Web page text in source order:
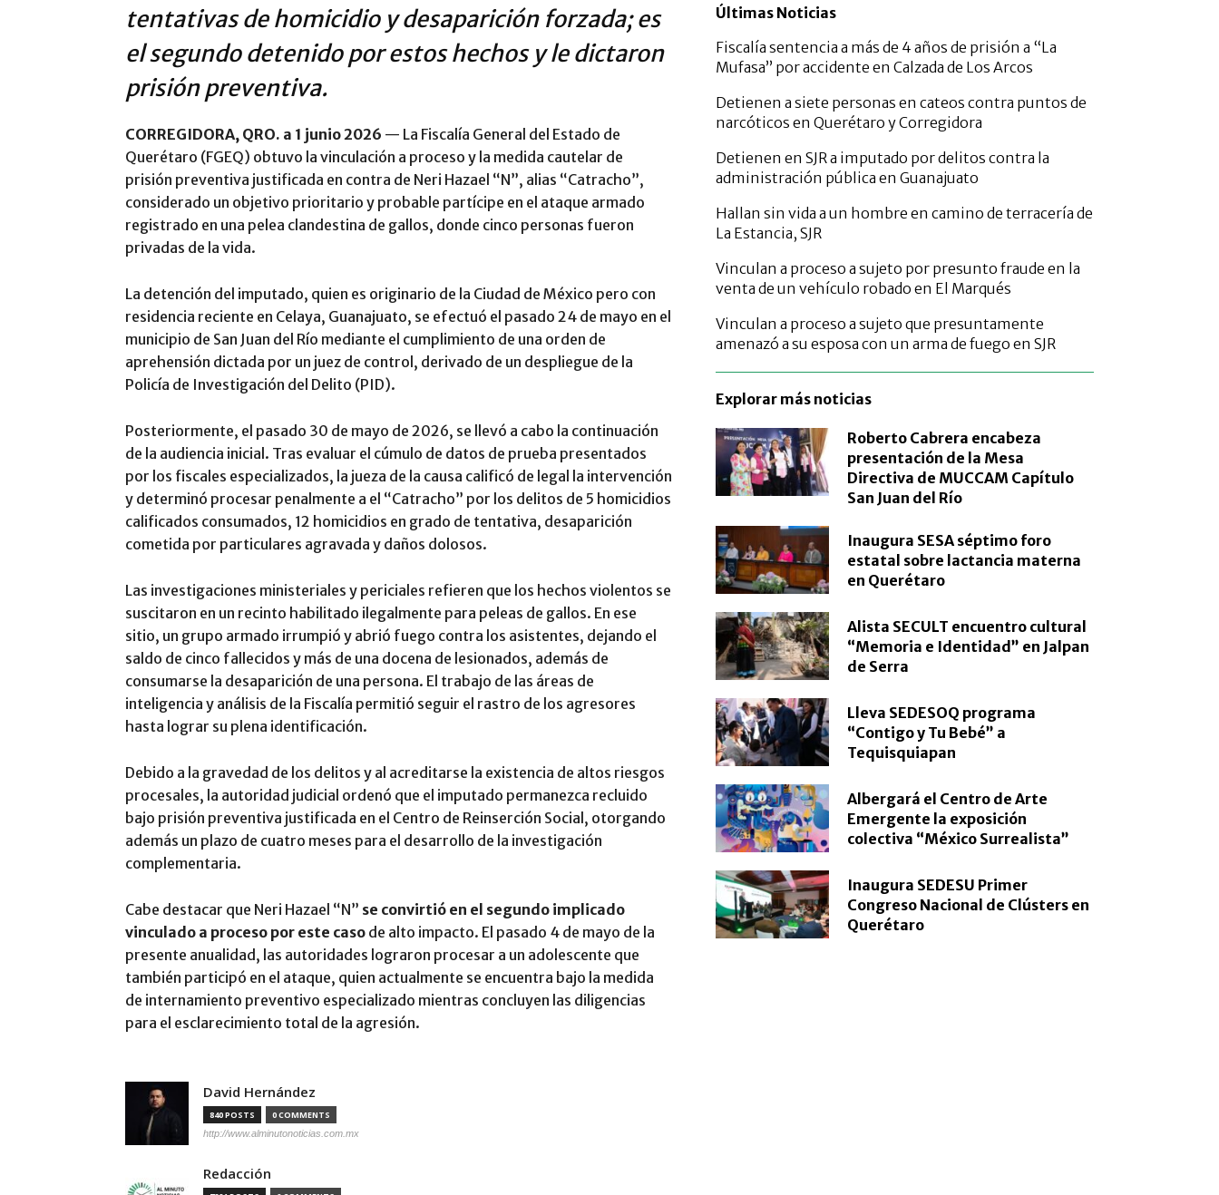
tentativas de homicidio y desaparición forzada; es
el segundo detenido por estos hechos y le dictaron
prisión preventiva.
CORREGIDORA, QRO. a 1 junio 2026 — La Fiscalía General del Estado de
Querétaro (FGEQ) obtuvo la vinculación a proceso y la medida cautelar de
prisión preventiva justificada en contra de Neri Hazael “N”, alias “Catracho”,
considerado un objetivo prioritario y probable partícipe en el ataque armado
registrado en una pelea clandestina de gallos, donde cinco personas fueron
privadas de la vida.
La detención del imputado, quien es originario de la Ciudad de México pero con
residencia reciente en Celaya, Guanajuato, se efectuó el pasado 24 de mayo en el
municipio de San Juan del Río mediante el cumplimiento de una orden de
aprehensión dictada por un juez de control, derivado de un despliegue de la
Policía de Investigación del Delito (PID).
Posteriormente, el pasado 30 de mayo de 2026, se llevó a cabo la continuación
de la audiencia inicial. Tras evaluar el cúmulo de datos de prueba presentados
por los fiscales especializados, la jueza de la causa calificó de legal la intervención
y determinó procesar penalmente a el “Catracho” por los delitos de 5 homicidios
calificados consumados, 12 homicidios en grado de tentativa, desaparición
cometida por particulares agravada y daños dolosos.
Las investigaciones ministeriales y periciales refieren que los hechos violentos se
suscitaron en un recinto habilitado ilegalmente para peleas de gallos. En ese
sitio, un grupo armado irrumpió y abrió fuego contra los asistentes, dejando el
saldo de cinco fallecidos y más de una docena de lesionados, además de
consumarse la desaparición de una persona. El trabajo de las áreas de
inteligencia y análisis de la Fiscalía permitió seguir el rastro de los agresores
hasta lograr su plena identificación.
Debido a la gravedad de los delitos y al acreditarse la existencia de altos riesgos
procesales, la autoridad judicial ordenó que el imputado permanezca recluido
bajo prisión preventiva justificada en el Centro de Reinserción Social, otorgando
además un plazo de cuatro meses para el desarrollo de la investigación
complementaria.
Cabe destacar que Neri Hazael “N” se convirtió en el segundo implicado
vinculado a proceso por este caso de alto impacto. El pasado 4 de mayo de la
presente anualidad, las autoridades lograron procesar a un adolescente que
también participó en el ataque, quien actualmente se encuentra bajo la medida
de internamiento preventivo especializado mientras concluyen las diligencias
para el esclarecimiento total de la agresión.
David Hernández
840 POSTS 0 COMMENTS
http://www.alminutonoticias.com.mx
Redacción
Últimas Noticias
Fiscalía sentencia a más de 4 años de prisión a “La
Mufasa” por accidente en Calzada de Los Arcos
Detienen a siete personas en cateos contra puntos de
narcóticos en Querétaro y Corregidora
Detienen en SJR a imputado por delitos contra la
administración pública en Guanajuato
Hallan sin vida a un hombre en camino de terracería de
La Estancia, SJR
Vinculan a proceso a sujeto por presunto fraude en la
venta de un vehículo robado en El Marqués
Vinculan a proceso a sujeto que presuntamente
amenazó a su esposa con un arma de fuego en SJR
Explorar más noticias
Roberto Cabrera encabeza
presentación de la Mesa
Directiva de MUCCAM Capítulo
San Juan del Río
Inaugura SESA séptimo foro
estatal sobre lactancia materna
en Querétaro
Alista SECULT encuentro cultural
“Memoria e Identidad” en Jalpan
de Serra
Lleva SEDESOQ programa
“Contigo y Tu Bebé” a
Tequisquiapan
Albergará el Centro de Arte
Emergente la exposición
colectiva “México Surrealista”
Inaugura SEDESU Primer
Congreso Nacional de Clústers en
Querétaro